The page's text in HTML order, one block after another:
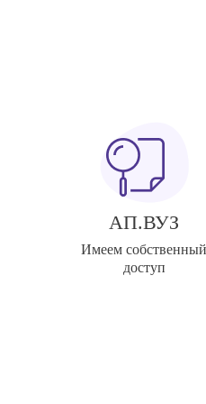
АП.ВУЗ
Имеем собственный
доступ